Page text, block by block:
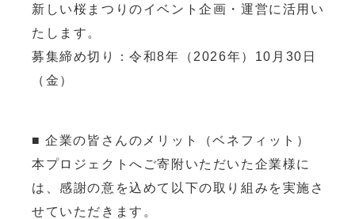
新しい桜まつりのイベント企画・運営に活用い
たします。
募集締め切り：令和8年（2026年）10月30日
（金）
■ 企業の皆さんのメリット（ベネフィット）
本プロジェクトへご寄附いただいた企業様に
は、感謝の意を込めて以下の取り組みを実施さ
せていただきます。